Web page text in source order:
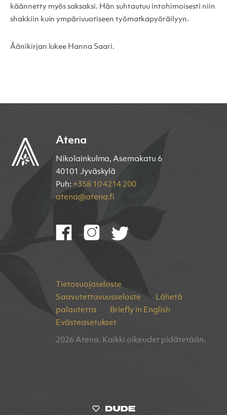
käännetty myös saksaksi. Hän suhtautuu intohimoisesti niin
shakkiin kuin ympärivuotiseen työmatkapyöräilyyn.
Äänikirjan lukee Hanna Saari.
Atena
Nikolainkulma, Asemakatu 6
40101 Jyväskylä
Puh: +358 10 4214 200
atena@atena.fi
Tietosuojaseloste
Saavutettavuusseloste
Lähetä
palautetta
Briefly in English
Evästeasetukset
2026 Atena. Kaikki oikeudet pidätetään.